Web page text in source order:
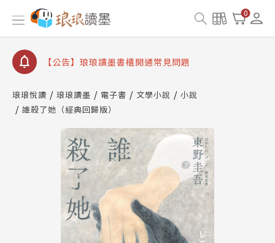
0
【公告】琅琅讀墨數位閱讀資產合併與書櫃開通申請
【公告】琅琅讀墨書櫃開通常見問題
【公告】琅琅讀墨 3 分鐘完成書櫃開通與資產合併申
請圖文教學
查詢
【公告】琅琅讀墨數位閱讀資產合併與書櫃開通申請
琅琅悅讀 琅琅讀墨 電子書 文學小說
小說
誰殺了她（經典回歸版）